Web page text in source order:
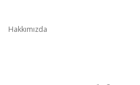
Hakkımızda